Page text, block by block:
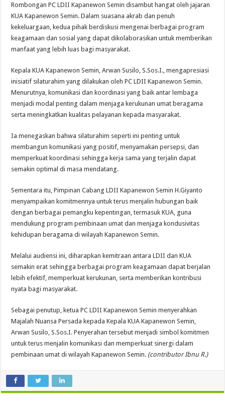
Rombongan PC LDII Kapanewon Semin disambut hangat oleh jajaran
KUA Kapanewon Semin. Dalam suasana akrab dan penuh
kekeluargaan, kedua pihak berdiskusi mengenai berbagai program
keagamaan dan sosial yang dapat dikolaborasikan untuk memberikan
manfaat yang lebih luas bagi masyarakat.
Kepala KUA Kapanewon Semin, Arwan Susilo, S.Sos.I., mengapresiasi
inisiatif silaturahim yang dilakukan oleh PC LDII Kapanewon Semin.
Menurutnya, komunikasi dan koordinasi yang baik antar lembaga
menjadi modal penting dalam menjaga kerukunan umat beragama
serta meningkatkan kualitas pelayanan kepada masyarakat.
Ia menegaskan bahwa silaturahim seperti ini penting untuk
membangun komunikasi yang positif, menyamakan persepsi, dan
memperkuat koordinasi sehingga kerja sama yang terjalin dapat
semakin optimal di masa mendatang.
Sementara itu, Pimpinan Cabang LDII Kapanewon Semin H.Giyanto
menyampaikan komitmennya untuk terus menjalin hubungan baik
dengan berbagai pemangku kepentingan, termasuk KUA, guna
mendukung program pembinaan umat dan menjaga kondusivitas
kehidupan beragama di wilayah Kapanewon Semin.
Melalui audiensi ini, diharapkan kemitraan antara LDII dan KUA
semakin erat sehingga berbagai program keagamaan dapat berjalan
lebih efektif, memperkuat kerukunan, serta memberikan kontribusi
nyata bagi masyarakat.
Sebagai penutup, ketua PC LDII Kapanewon Semin menyerahkan
Majalah Nuansa Persada kepada Kepala KUA Kapanewon Semin,
Arwan Susilo, S.Sos.I. Penyerahan tersebut menjadi simbol komitmen
untuk terus menjalin komunikasi dan memperkuat sinergi dalam
pembinaan umat di wilayah Kapanewon Semin. (contributor Ibnu R.)